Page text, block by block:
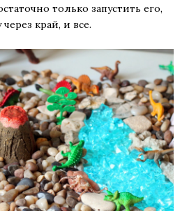
только запустить его,
край, и все.